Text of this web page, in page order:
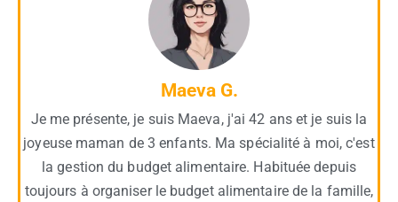
Maeva G.
Je me présente, je suis Maeva, j'ai 42 ans et je suis la
joyeuse maman de 3 enfants. Ma spécialité à moi, c'est
la gestion du budget alimentaire. Habituée depuis
toujours à organiser le budget alimentaire de la famille,